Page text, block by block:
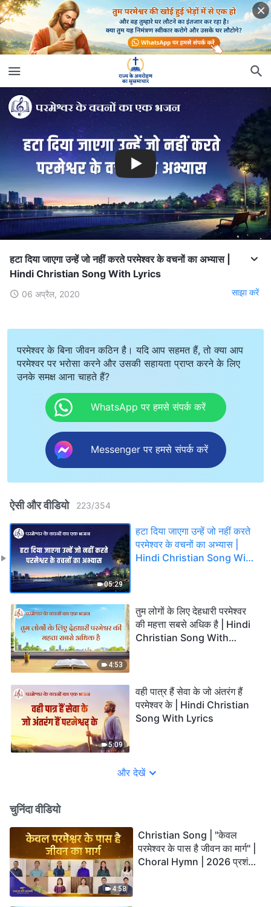
हटा दिया जाएगा उन्हें जो नहीं करते परमेश्वर के वचनों का अभ्यास |
Hindi Christian Song With Lyrics
06 अप्रैल, 2020 साझा करें
परमेश्वर के बिना जीवन कठिन है। यदि आप सहमत हैं, तो क्या आप
परमेश्वर पर भरोसा करने और उसकी सहायता प्राप्त करने के लिए
उनके समक्ष आना चाहते हैं?
WhatsApp पर हमसे संपर्क करें
Messenger पर हमसे संपर्क करें
ऐसी और वीडियो 223/354
05:29
हटा दिया जाएगा उन्हें जो नहीं करते
परमेश्वर के वचनों का अभ्यास |
Hindi Christian Song With
4:53
तुम लोगों के लिए देहधारी परमेश्वर
की महत्ता सबसे अधिक है | Hindi
Christian Song With
5:09
वही पात्र हैं सेवा के जो अंतरंग हैं
परमेश्वर के | Hindi Christian
Song With Lyrics
और देखें
चुनिंदा वीडियो
4:58
Christian Song | "केवल
परमेश्वर के पास है जीवन का मार्ग" |
Choral Hymn | 2026 प्रशंसा